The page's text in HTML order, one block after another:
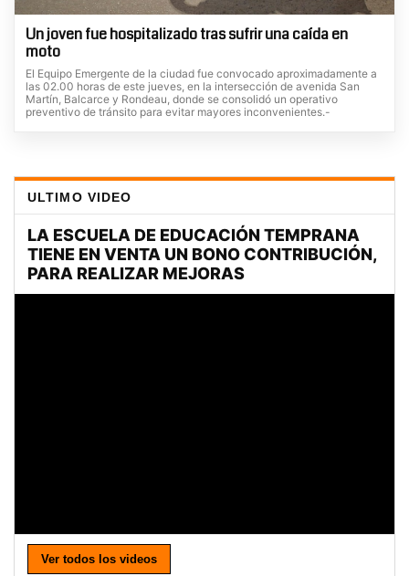
Un joven fue hospitalizado tras sufrir una caída en
moto
El Equipo Emergente de la ciudad fue convocado aproximadamente a
las 02.00 horas de este jueves, en la intersección de avenida San
Martín, Balcarce y Rondeau, donde se consolidó un operativo
preventivo de tránsito para evitar mayores inconvenientes.-
ULTIMO VIDEO
Ver todos los videos